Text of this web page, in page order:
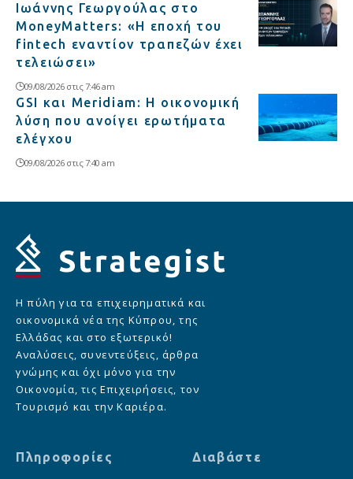
Ιωάννης Γεωργούλας στο
MoneyMatters: «Η εποχή του
fintech εναντίον τραπεζών έχει
τελειώσει»
09/08/2026 στις 7:46 am
GSI και Meridiam: Η οικονομική
λύση που ανοίγει ερωτήματα
ελέγχου
09/08/2026 στις 7:40 am
Η πύλη για τα επιχειρηματικά και
οικονομικά νέα της Κύπρου, της
Ελλάδας και στο εξωτερικό!
Αναλύσεις, συνεντεύξεις, άρθρα
γνώμης και όχι μόνο για την
Οικονομία, τις Επιχειρήσεις, τον
Τουρισμό και την Καριέρα.
Πληροφορίες Διαβάστε